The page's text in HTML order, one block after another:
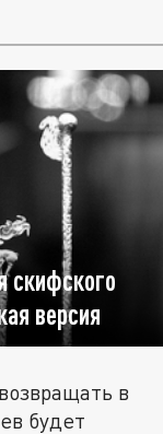
скифского
версия
в
будет